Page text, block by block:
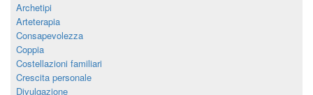
Archetipi
Arteterapia
Consapevolezza
Coppia
Costellazioni familiari
Crescita personale
Divulgazione